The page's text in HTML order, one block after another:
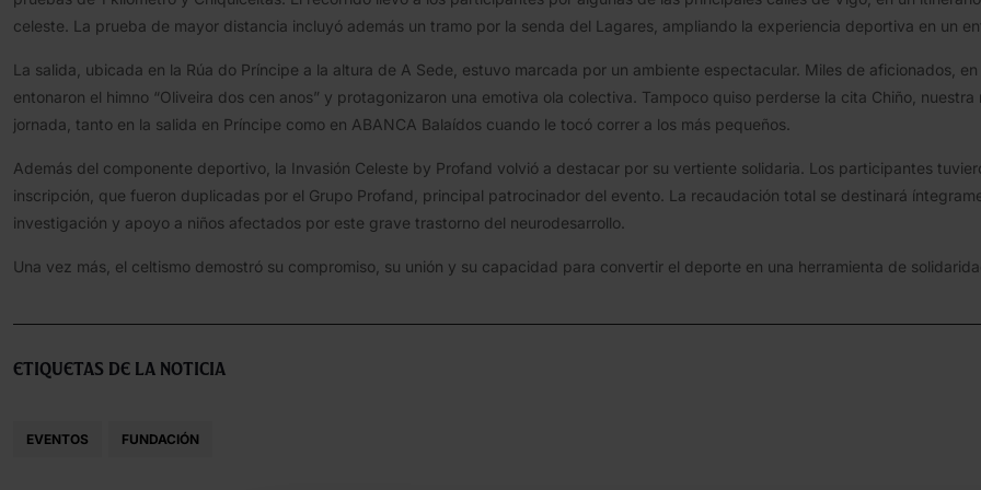
celeste. La prueba de mayor distancia incluyó además un tramo por la senda del Lagares, ampliando la experiencia deportiva en un
La salida, ubicada en la Rúa do Príncipe a la altura de A Sede, estuvo marcada por un ambiente espectacular. Miles de aficionados,
entonaron el himno “Oliveira dos cen anos” y protagonizaron una emotiva ola colectiva. Tampoco quiso perderse la cita Chiño,
jornada, tanto en la salida en Príncipe como en ABANCA Balaídos cuando le tocó correr a los más pequeños.
Además del componente deportivo, la Invasión Celeste by Profand volvió a destacar por su vertiente solidaria. Los participantes
inscripción, que fueron duplicadas por el Grupo Profand, principal patrocinador del evento. La recaudación total se destinará
investigación y apoyo a niños afectados por este grave trastorno del neurodesarrollo.
Una vez más, el celtismo demostró su compromiso, su unión y su capacidad para convertir el deporte en una herramienta de
Etiquetas de la noticia
EVENTOS FUNDACIÓN